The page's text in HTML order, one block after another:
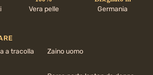
Vera pelle Germania
a tracolla
Zaino uomo